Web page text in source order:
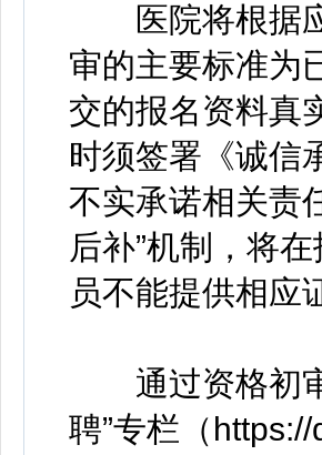
医院将根据应
审的主要标准为
交的报名资料真
时须签署《诚信
不实承诺相关责
后补”机制，将
员不能提供相应
通过资格初审
聘”专栏（